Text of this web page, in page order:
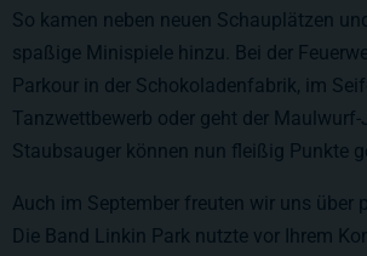
So kamen neben neuen Schauplätzen
spaßige Minispiele hinzu. Bei der
Parkour in der Schokoladenfabrik, im
Tanzwettbewerb oder geht der
Staubsauger können nun fleißig Punkte
Auch im September freuten wir uns über
Die Band Linkin Park nutzte vor Ihrem